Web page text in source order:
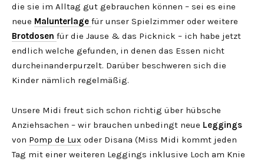
die sie im Alltag gut gebrauchen können – sei es eine
neue Malunterlage für unser Spielzimmer oder weitere
Brotdosen für die Jause & das Picknick – ich habe jetzt
endlich welche gefunden, in denen das Essen nicht
durcheinanderpurzelt. Darüber beschweren sich die
Kinder nämlich regelmäßig.
Unsere Midi freut sich schon richtig über hübsche
Anziehsachen – wir brauchen unbedingt neue Leggings
von Pomp de Lux oder Disana (Miss Midi kommt jeden
Tag mit einer weiteren Leggings inklusive Loch am Knie